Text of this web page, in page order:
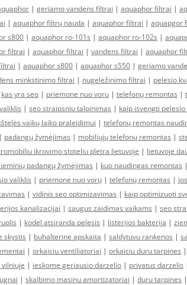
| geriamo vandens filtrai | aquaphor filtrai |
| aquaphor filtrų nauda | aquaphor filtrai | aquapgor
s800 | aquaphor ro-101s | aquaphor ro-102s |
filtrai | aquaphor filtrai | vandens filtrai | aquaphor
| aquaphor s800 | aquaphor s550 | geriamo
minkstinimo filtrai | nugeležinimo filtrai | pelesio
kas yra seo | priemone nuo voru | telefonų remontas |
| seo straipsniu talpinimas | kaip isvengti
vaikų laiko praleidimui | telefonų remontas
| padangų žymėjimas | mobiliųjų telefonų remontas |
ikrovimo stoteliu pletra lietuvoje | lietuvoje
padangų žymėjimas | kuo naudingas remontas |
valiklis | priemonė nuo vorų | telefonų remontas |
| vidinis seo optimizavimas | kaip optimizuoti
kanalizacijai | saugus zaidimas vaikams | seo
| kodel atsiranda pelesis | listerijos bakterija |
skystis | buhalterine apskaita | saldytuvu rankenos |
| orkaiciu ventiliatoriai | orkaiciu duru tarpines |
| ieskome geriausio darzelio | privatus darzelis
| skalbimo masinu amortizatoriai | duru tarpines |